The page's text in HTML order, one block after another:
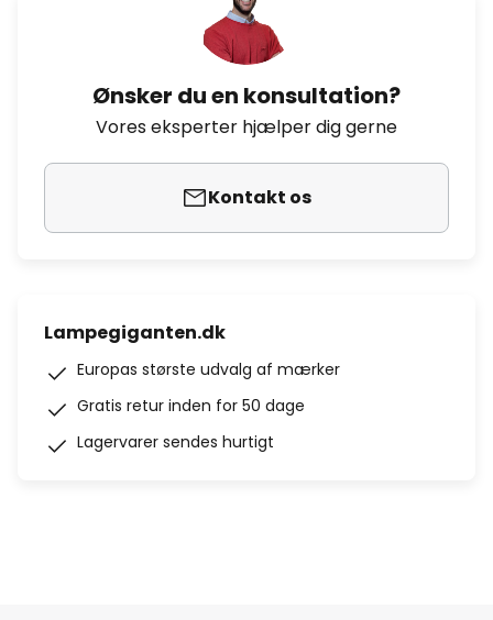
Ønsker du en konsultation?
Vores eksperter hjælper dig gerne
Kontakt os
Lampegiganten.dk
Europas største udvalg af mærker
Gratis retur inden for 50 dage
Lagervarer sendes hurtigt